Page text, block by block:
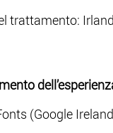
trattamento:
(Google